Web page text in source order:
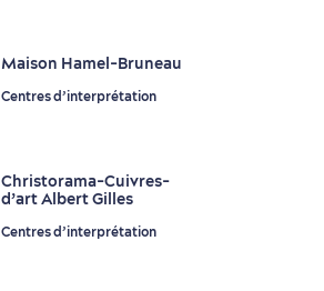
Maison Hamel-Bruneau
Centres d’interprétation
Christorama-Cuivres-
d’art Albert Gilles
Centres d’interprétation